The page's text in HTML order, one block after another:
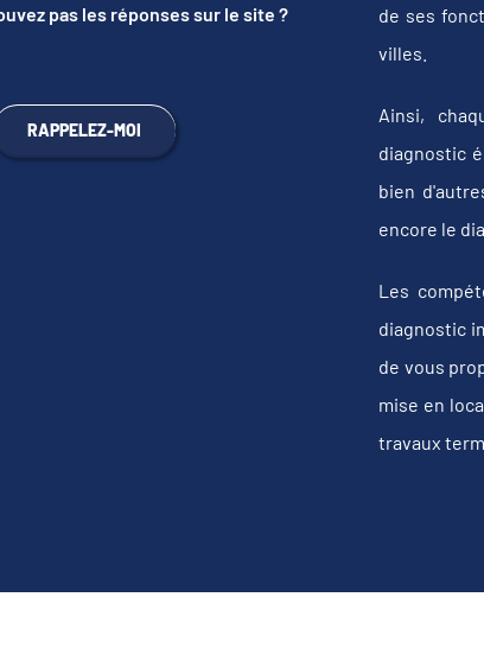
pas les réponses sur le site ?
RAPPELEZ-MOI
de ses
villes.
Ainsi,
diagnostic
bien
encore le
Les
diagnostic
de vous
mise en
travaux